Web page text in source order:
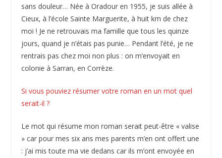
sans douleur… Née à Oradour en 1955, je suis allée à
Cieux, à l’école Sainte Marguerite, à huit km de chez
moi ! Je ne retrouvais ma famille que tous les quinze
jours, quand je n’étais pas punie… Pendant l’été, je ne
rentrais pas chez moi non plus : on m’envoyait en
colonie à Sarran, en Corrèze.
Si vous pouviez résumer votre roman en un mot quel
serait-il ?
Le mot qui résume mon roman serait peut-être « valise
» car pour mes six ans mes parents m’en ont offert une
: j’ai mis toute ma vie dedans car ils m’ont envoyée en